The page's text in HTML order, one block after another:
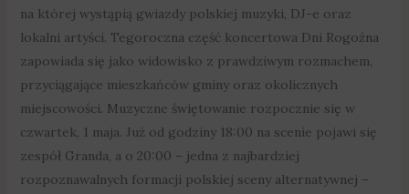
na której wystąpią gwiazdy polskiej muzyki, DJ-e oraz
lokalni artyści. Tegoroczna część koncertowa Dni Rogoźna
zapowiada się jako widowisko z prawdziwym rozmachem,
przyciągające mieszkańców gminy oraz okolicznych
miejscowości. Muzyczne świętowanie rozpocznie się w
czwartek, 1 maja. Już od godziny 18:00 na scenie pojawi się
zespół Granda, a o 20:00 – jedna z najbardziej
rozpoznawalnych formacji polskiej sceny alternatywnej –